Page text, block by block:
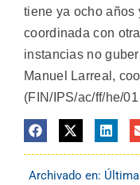
tiene ya ocho años
coordinada con
instancias no
Manuel Larreal,
(FIN/IPS/ac/ff/he/01
Archivado en: